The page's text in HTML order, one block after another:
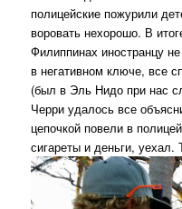
полицейские пожурили
воровать нехорошо. В
Филиппинах иностранцу
в негативном ключе, все
(был в Эль Нидо при нас
Черри удалось все
цепочкой повели в
сигареты и деньги,